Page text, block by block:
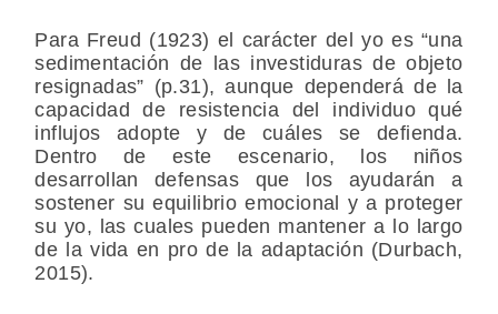
Para Freud (1923) el carácter del yo es “una
sedimentación de las investiduras de objeto
resignadas” (p.31), aunque dependerá de la
capacidad de resistencia del individuo qué
influjos adopte y de cuáles se defienda.
Dentro de este escenario, los niños
desarrollan defensas que los ayudarán a
sostener su equilibrio emocional y a proteger
su yo, las cuales pueden mantener a lo largo
de la vida en pro de la adaptación (Durbach,
2015).